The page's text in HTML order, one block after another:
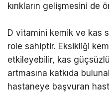
kırıkların gelişmesini de
D vitamini kemik ve kas
role sahiptir. Eksikliği
etkileyebilir, kas
artmasına katkıda
hastaneye başvuran